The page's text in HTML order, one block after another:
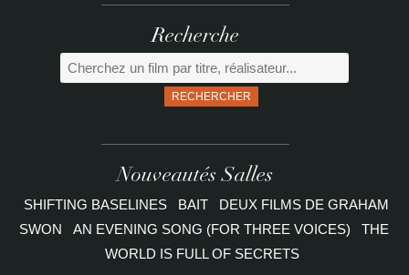
Recherche
RECHERCHER
Nouveautés Salles
SHIFTING BASELINES BAIT
DEUX FILMS DE GRAHAM
SWON
AN EVENING SONG (FOR THREE VOICES)
THE
WORLD IS FULL OF SECRETS